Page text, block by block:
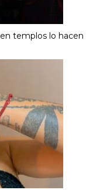
templos lo hacen